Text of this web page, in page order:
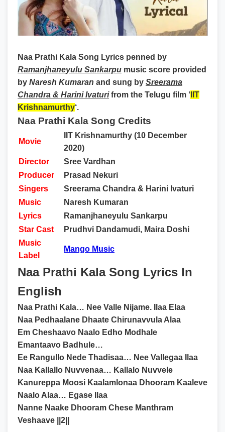
Naa Prathi Kala Song Lyrics penned by
Ramanjhaneyulu Sankarpu music score provided
by Naresh Kumaran and sung by Sreerama
Chandra & Harini Ivaturifrom the Telugu film ‘ IIT
Krishnamurthy‘.
Naa Prathi Kala Song Credits
Movie
IIT Krishnamurthy (10 December
2020)
Director
Sree Vardhan
Producer
Prasad Nekuri
Singers
Sreerama Chandra & Harini Ivaturi
Music
Naresh Kumaran
Lyrics
Ramanjhaneyulu Sankarpu
Star Cast
Prudhvi Dandamudi, Maira Doshi
Music
Label
Mango Music
Naa Prathi Kala Song Lyrics In
English
Naa Prathi Kala… Nee Valle Nijame. Ilaa Elaa
Naa Pedhaalane Dhaate Chirunavvula Alaa
Em Cheshaavo Naalo Edho Modhale
Emantaavo Badhule…
Ee Rangullo Nede Thadisaa… Nee Vallegaa Ilaa
Naa Kallallo Nuvvenaa… Kallalo Nuvvele
Kanureppa Moosi Kaalamlonaa Dhooram Kaaleve
Naalo Alaa… Egase Ilaa
Nanne Naake Dhooram Chese Manthram
Veshaave ||2||